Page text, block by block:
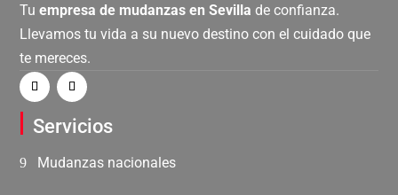
Tuempresa de mudanzas en Sevilla de confianza.
Llevamos tu vida a su nuevo destino con el cuidado que
te mereces.
Servicios
Mudanzas nacionales